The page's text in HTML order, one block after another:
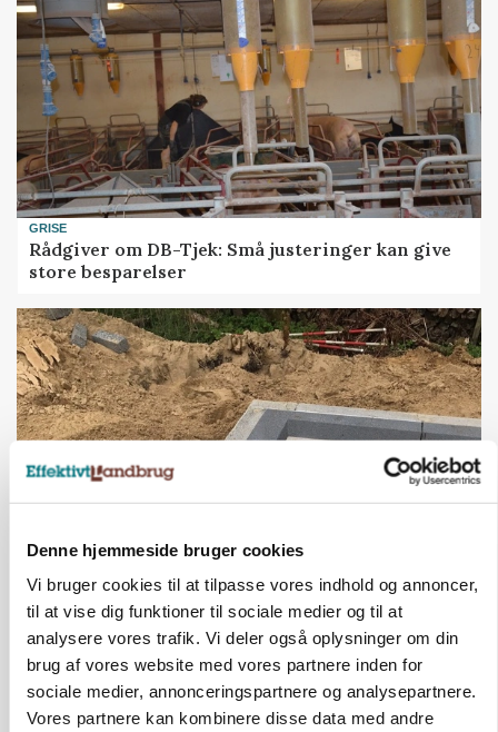
Denne hjemmeside bruger cookies
Vi bruger cookies til at tilpasse vores indhold og annoncer,
til at vise dig funktioner til sociale medier og til at
analysere vores trafik. Vi deler også oplysninger om din
brug af vores website med vores partnere inden for
sociale medier, annonceringspartnere og analysepartnere.
Vores partnere kan kombinere disse data med andre
GRISE
Rådgiver om DB-Tjek: Små justeringer kan give
store besparelser
BUSINESS
Fra mark til mur: Byggeriet kan åbne nyt
marked for biokul
Annonce
Loading...